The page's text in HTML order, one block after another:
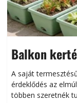
Balkon
A saját
érdeklődés az
többen szeretnék